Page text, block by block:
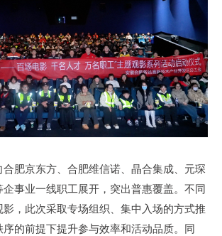
肥京东方、合肥维信诺、晶合集成、元琛
事业一线职工展开，突出普惠覆盖。不同
，此次采取专场组织、集中入场的方式推
的前提下提升参与效率和活动品质。同